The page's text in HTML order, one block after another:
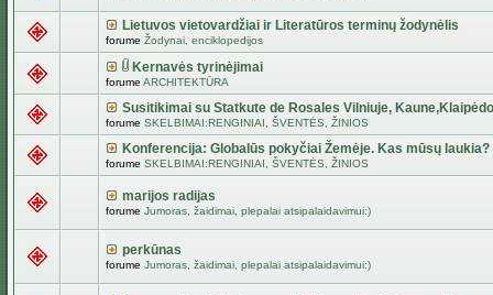
Lietuvos vietovardžiai ir Literatūros terminų žodynėlis
forume Žodynai, enciklopedijos
Kernavės tyrinėjimai
forume ARCHITEKTŪRA
Susitikimai su Statkute de Rosales Vilniuje,
forume SKELBIMAI:RENGINIAI, ŠVENTĖS, ŽINIOS
Konferencija: Globalūs pokyčiai Žemėje. Kas mūsų laukia?
forume SKELBIMAI:RENGINIAI, ŠVENTĖS, ŽINIOS
marijos radijas
forume Jumoras, žaidimai, plepalai atsipalaidavimui:)
perkūnas
forume Jumoras, žaidimai, plepalai atsipalaidavimui:)